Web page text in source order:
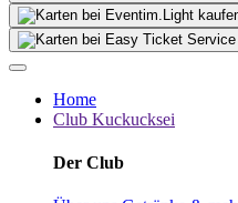
Home
Club Kuckucksei
Der Club